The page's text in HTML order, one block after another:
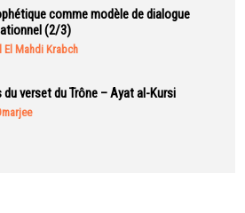
comme modèle de dialogue
(2/3)
El Mahdi Krabch
du verset du Trône – Ayat al-Kursi